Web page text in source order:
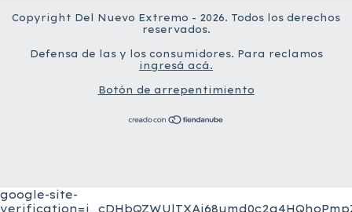
Copyright Del Nuevo Extremo - 2026. Todos los derechos
reservados.
Defensa de las y los consumidores. Para reclamos
ingresá acá.
Botón de arrepentimiento
google-site-